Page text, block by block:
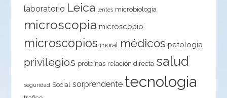
laboratorio Leica lentes microbiología
microscopia microscopio
microscopios moral médicos patologia
privilegios proteínas relación directa salud
seguridad Social sorprendente tecnologia